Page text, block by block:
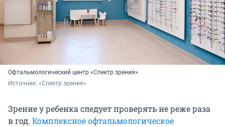
Офтальмологический центр «Спектр зрения»
Источник: «Спектр зрения»
Зрение у ребенка следует проверять не реже раза
в год. Комплексное офтальмологическое